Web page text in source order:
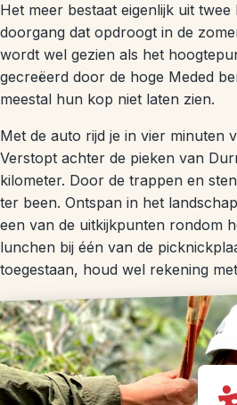
Het meer bestaat eigenlijk uit
doorgang dat opdroogt in de
wordt wel gezien als het
gecreëerd door de hoge Meded
meestal hun kop niet laten zien.
Met de auto rijd je in vier minuten
Verstopt achter de pieken van
kilometer. Door de trappen en
ter been. Ontspan in het
een van de uitkijkpunten rondom
lunchen bij één van de
toegestaan, houd wel rekening